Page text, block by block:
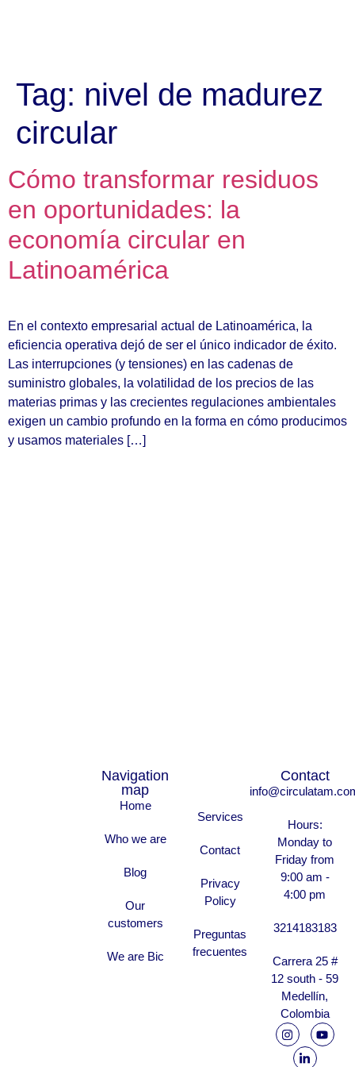
Tag: nivel de madurez
circular
Cómo transformar residuos
en oportunidades: la
economía circular en
Latinoamérica
En el contexto empresarial actual de Latinoamérica, la
eficiencia operativa dejó de ser el único indicador de éxito.
Las interrupciones (y tensiones) en las cadenas de
suministro globales, la volatilidad de los precios de las
materias primas y las crecientes regulaciones ambientales
exigen un cambio profundo en la forma en cómo producimos
y usamos materiales […]
Navigation
map
Home
Who we are
Blog
Our
customers
We are Bic
Services
Contact
Privacy
Policy
Preguntas
frecuentes
Contact
Hours:
Monday to
Friday from
9:00 am -
4:00 pm
3214183183
Carrera 25 #
12 south - 59
Medellín,
Colombia